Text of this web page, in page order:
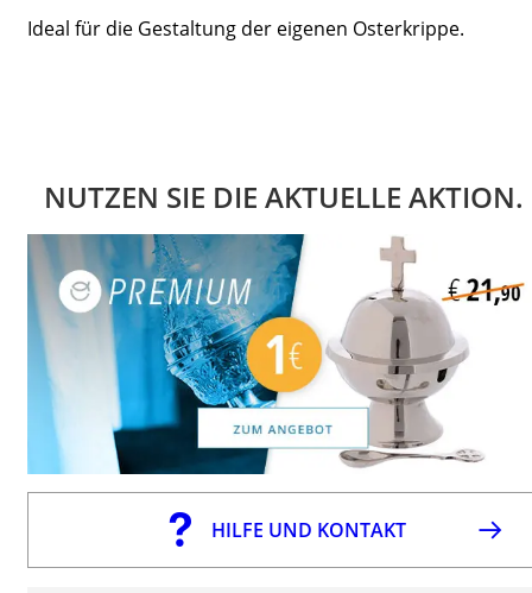
Ideal für die Gestaltung der eigenen Osterkrippe.
NUTZEN SIE DIE AKTUELLE AKTION.
HILFE UND KONTAKT